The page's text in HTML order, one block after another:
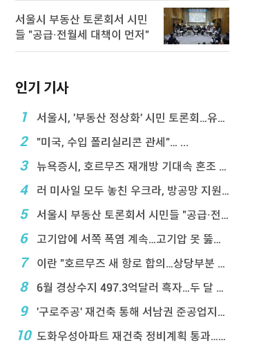
서울시 부동산 토론회서 시민
들 "공급·전월세 대책이 먼저"
인기 기사
1
서울시, '부동산 정상화' 시민 토론회…유튜브 생중계
2 "미국, 수입 폴리실리콘 관세"… ...
3 뉴욕증시, 호르무즈 재개방 기대속 혼조 마감…나스닥 ...
4 러 미사일 모두 놓친 우크라, 방공망 지원 호소
5 서울시 부동산 토론회서 시민들 "공급·전월 ...
6 고기압에 서쪽 폭염 계속…고기압 못 뚫은 태풍은 상 ...
7 이란 "호르무즈 새 항로 합의…상당부분 이 ...
8 6월 경상수지 497.3억달러 흑자…두 달 연속 역 ...
9 '구로주공' 재건축 통해 서남권 준공업지에 3,28 ...
10 도화우성아파트 재건축 정비계획 통과…1,612세대 ...